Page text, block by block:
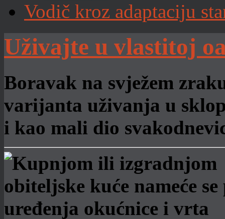
Vodič kroz adaptaciju
Uživajte u vlastitoj
Boravak na svježem
varijanta uživanja u
i kao mali dio